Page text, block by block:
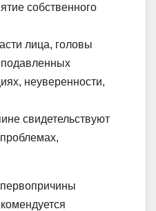
собственного
лица, головы
подавленных
неуверенности,
свидетельствуют